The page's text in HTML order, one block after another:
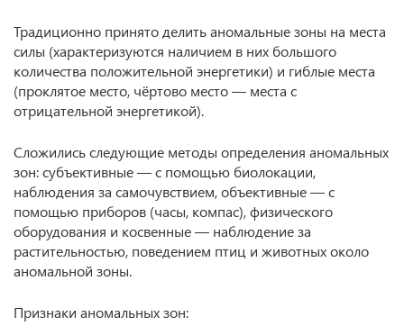
Традиционно принято делить аномальные зоны на места
силы (характеризуются наличием в них большого
количества положительной энергетики) и гиблые места
(проклятое место, чёртово место — места с
отрицательной энергетикой).
Сложились следующие методы определения аномальных
зон: субъективные — с помощью биолокации,
наблюдения за самочувствием, объективные — с
помощью приборов (часы, компас), физического
оборудования и косвенные — наблюдение за
растительностью, поведением птиц и животных около
аномальной зоны.
Признаки аномальных зон: